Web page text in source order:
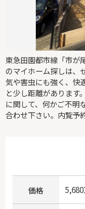
東急田園都市線「市が
のマイホーム探しは、
気や害虫にも強く、快
と少し距離があります
に関して、何かご不明
合わせ下さい。内覧予
価格